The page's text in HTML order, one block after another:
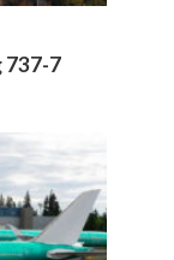
737-7